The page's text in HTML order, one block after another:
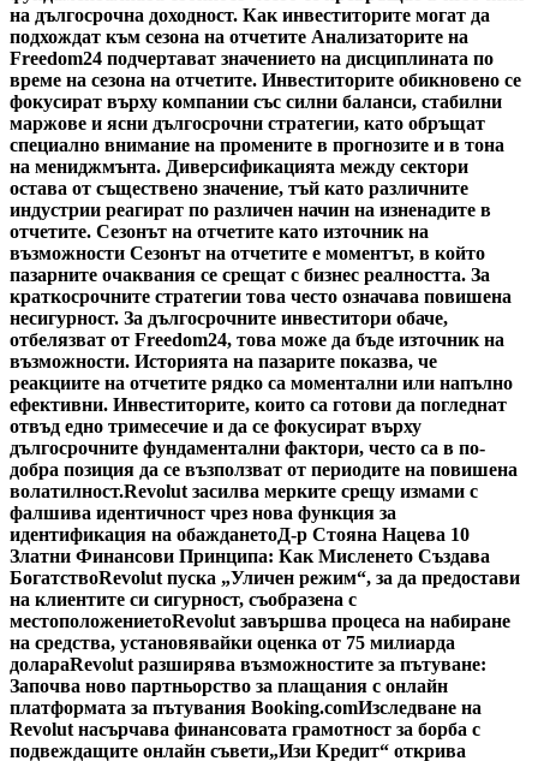
на дългосрочна доходност. Как инвеститорите могат да
подхождат към сезона на отчетите Анализаторите на
Freedom24 подчертават значението на дисциплината по
време на сезона на отчетите. Инвеститорите обикновено се
фокусират върху компании със силни баланси, стабилни
маржове и ясни дългосрочни стратегии, като обръщат
специално внимание на промените в прогнозите и в тона
на мениджмънта. Диверсификацията между сектори
остава от съществено значение, тъй като различните
индустрии реагират по различен начин на изненадите в
отчетите. Сезонът на отчетите като източник на
възможности Сезонът на отчетите е моментът, в който
пазарните очаквания се срещат с бизнес реалността. За
краткосрочните стратегии това често означава повишена
несигурност. За дългосрочните инвеститори обаче,
отбелязват от Freedom24, това може да бъде източник на
възможности. Историята на пазарите показва, че
реакциите на отчетите рядко са моментални или напълно
ефективни. Инвеститорите, които са готови да погледнат
отвъд едно тримесечие и да се фокусират върху
дългосрочните фундаментални фактори, често са в по-
добра позиция да се възползват от периодите на повишена
волатилност.Revolut засилва мерките срещу измами с
фалшива идентичност чрез нова функция за
идентификация на обажданетоД-р Стояна Нацева 10
Златни Финансови Принципа: Как Мисленето Създава
БогатствоRevolut пуска „Уличен режим“, за да предостави
на клиентите си сигурност, съобразена с
местоположениетоRevolut завършва процеса на набиране
на средства, установявайки оценка от 75 милиарда
долараRevolut разширява възможностите за пътуване:
Започва ново партньорство за плащания с онлайн
платформата за пътувания Booking.comИзследване на
Revolut насърчава финансовата грамотност за борба с
подвеждащите онлайн съвети„Изи Кредит“ открива